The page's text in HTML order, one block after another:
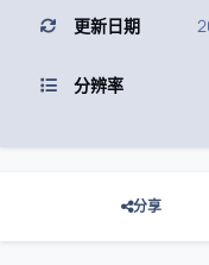
更新日期
分辨率
分享